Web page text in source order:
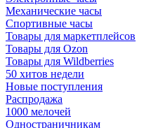
Механические часы
Спортивные часы
Товары для маркетплейсов
Товары для Ozon
Товары для Wildberries
50 хитов недели
Новые поступления
Распродажа
1000 мелочей
Одностраничникам